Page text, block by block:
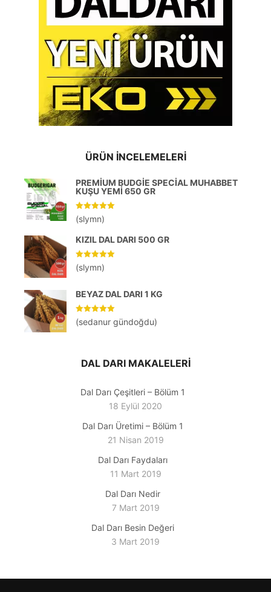
ÜRÜN İNCELEMELERI
PREMIUM BUDGIE SPECIAL MUHABBET
KUŞU YEMI 650 GR
5 üzerinden
5oy aldı
(slymn)
KIZIL DAL DARI 500 GR
5 üzerinden
5oy aldı
(slymn)
BEYAZ DAL DARI 1 KG
5 üzerinden
5oy aldı
(sedanur gündoğdu)
DAL DARI MAKALELERI
Dal Darı Çeşitleri – Bölüm 1
18 Eylül 2020
Dal Darı Üretimi – Bölüm 1
21 Nisan 2019
Dal Darı Faydaları
11 Mart 2019
Dal Darı Nedir
7 Mart 2019
Dal Darı Besin Değeri
3 Mart 2019